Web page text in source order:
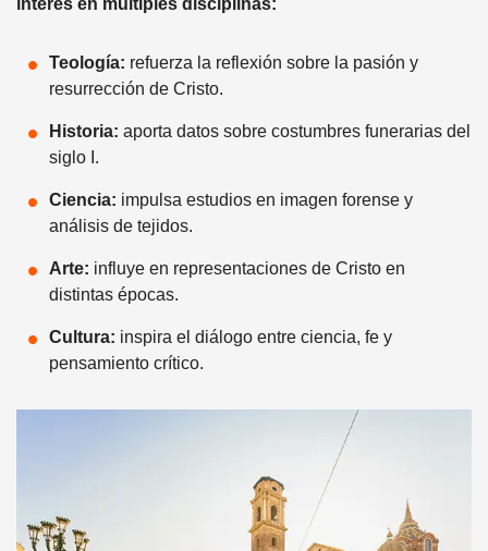
interés en múltiples disciplinas:
Teología: refuerza la reflexión sobre la pasión y
resurrección de Cristo.
Historia: aporta datos sobre costumbres funerarias del
siglo I.
Ciencia: impulsa estudios en imagen forense y
análisis de tejidos.
Arte: influye en representaciones de Cristo en
distintas épocas.
Cultura: inspira el diálogo entre ciencia, fe y
pensamiento crítico.